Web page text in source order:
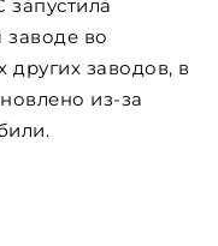
запустила
во
других заводов, в
из-за